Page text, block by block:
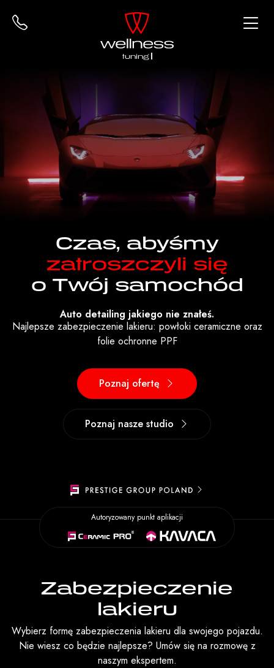
Czas, abyśmy
zatroszczyli się
o Twój samochód
Auto detailing jakiego nie znałeś.
Najlepsze zabezpieczenie lakieru: powłoki ceramiczne oraz
folie ochronne PPF
Poznaj ofertę
Poznaj nasze studio
Autoryzowany punkt aplikacji
Zabezpieczenie
lakieru
Wybierz formę zabezpieczenia lakieru dla swojego pojazdu.
Nie wiesz co będzie najlepsze? Umów się na rozmowę z
naszym ekspertem.